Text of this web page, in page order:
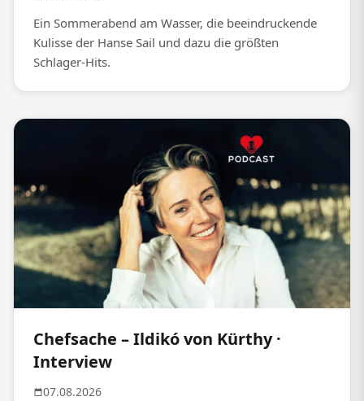
Ein Sommerabend am Wasser, die beeindruckende
Kulisse der Hanse Sail und dazu die größten
Schlager-Hits.
Chefsache – Ildikó von Kürthy ·
Interview
07.08.2026